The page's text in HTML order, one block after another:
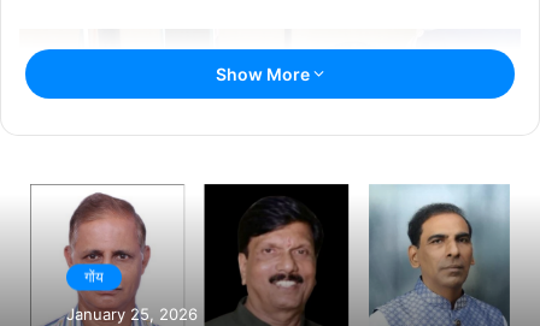
Show More
गोंय
January 25, 2026